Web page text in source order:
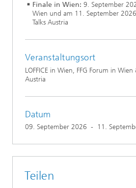
Finale in Wien: 9. September
Wien und am 11. September
Talks Austria
Veranstaltungsort
LOFFICE in Wien, FFG Forum in Wien
Austria
Datum
09. September 2026 - 11.
Teilen